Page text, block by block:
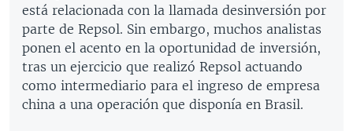
está relacionada con la llamada desinversión por
parte de Repsol. Sin embargo, muchos analistas
ponen el acento en la oportunidad de inversión,
tras un ejercicio que realizó Repsol actuando
como intermediario para el ingreso de empresa
china a una operación que disponía en Brasil.